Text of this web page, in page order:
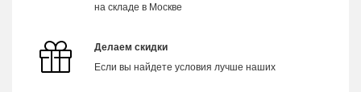
на складе в Москве
Делаем скидки
Если вы найдете условия лучше наших